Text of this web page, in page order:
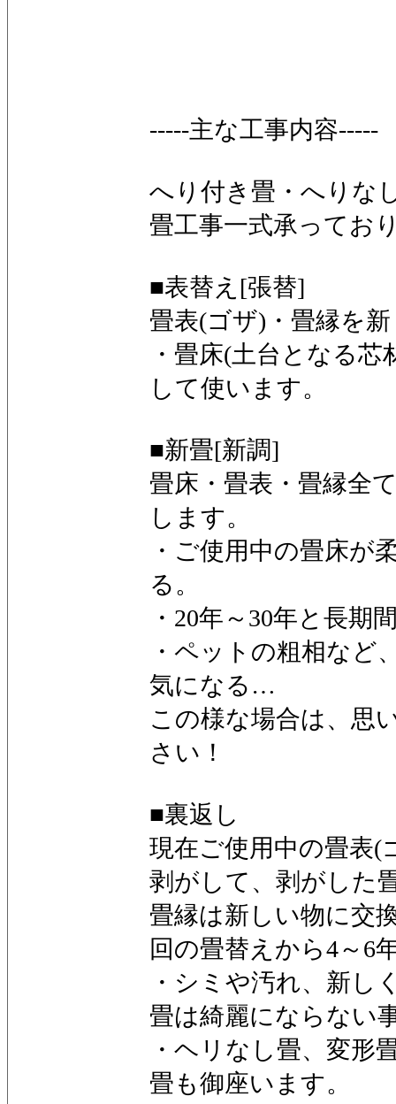
-----主な工事内容-----
へり付き畳・へりな
畳工事一式承ってお
■表替え[張替]
畳表(ゴザ)・畳縁を
・畳床(土台となる
して使います。
■新畳[新調]
畳床・畳表・畳縁全
します。
・ご使用中の畳床が
る。
・20年～30年と長期
・ペットの粗相など
気になる…
この様な場合は、思
さい！
■裏返し
現在ご使用中の畳表(
剥がして、剥がした
畳縁は新しい物に交
回の畳替えから4～6
・シミや汚れ、新し
畳は綺麗にならない
・ヘリなし畳、変形
畳も御座います。